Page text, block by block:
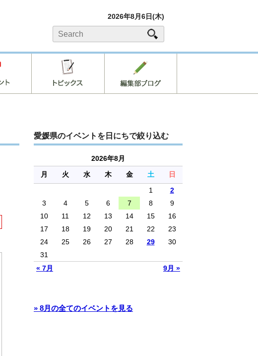
2026年8月6日(木)
愛媛県のイベントを日にちで絞り込む
2026年8月
月
火 水 木 金 土 日
« 7月 9月 »
1
2
3
4 5 6 7 8
9
10
11 12 13 14 15
16
17
18 19 20 21 22
23
24
25 26 27 28 29
30
31
» 8月の全てのイベントを見る